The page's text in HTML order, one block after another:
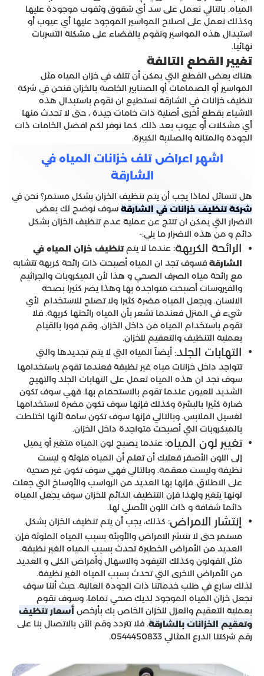
المياه. بالتالي نعمل على سد أي شقوق وثقوب موجودة عليها
وكذلك نعمل على اصلاح المواسير الموجود عليها أي عيوب أو
استبدال هذه المواسير ونقوم بالقضاء على مشكلة التسربات
نهائيا.
تغيير القطع التالفة
هناك بعض القطع التي يمكن أن تتلف في خزان المياه مثل
المواسير أو الصمامات أو الصنابير الخاصة بالخزان فنحن في شركة
تنظيف خزانات في الشارقة نستطيع ان نقوم باستبدال هذه
الاشياء بقطع أخرى أصلية ذات خامات جيدة ، حتى لا تحدث منها
أي مشكلات أو عيوب بعد ذلك. كما نوفر لكم افضل الخامات ذات
الجودة والمتانة والصلابة الكبيرة.
اشهر اعراض تلف خزانات المياه في
الشارقة
هل تتسائل لماذا يجب أن يتم تنظيف الخزان بشكل مستمر؟ نحن في
شركة تنظيف خزانات في الشارقة سوف نوضح لك بعض
الاضرار التي يمكن ان تنتج عن عملية عدم تنظيف الخزان بشكل
دائم و من هذه الاضرار ما يلي:-
الرائحة الكريهة: عندما لا يتمتنظيف خزان المياه في
الشارقة فسوف تجد ان المياه أصبحت ذات رائحة كريهة تتشابه
مع رائحة مياه الصرف الصحي و هذا لأن الميكروبات والجراثيم
والفيروسات أصبحت متواجدة بها وهذا يضر كثيرا بصحة
الانسان. ويجعل المياه مضرة كثيرا ولا تصلح للاستخدام لأي
شيء في المنزل فعندما تشعر بأن المياه رائحتها كريهة. فلا
تقوم باستخدام المياه من داخل الخزان. وقم فورا بالقيام
بعملية التنظيف والتعقيم للخزان.
التهابات الجلد: أيضاً المياه التي لا يتم تجديدها والتي
تتواجد داخل خزانات مياه غير نظيفة فعندما تقوم باستخدامها
سوف تجد ان هذه المياه تعمل على التهابات الجلد والتهيج
الشديد للعيون عندما تقوم بالاستحمام بها. فهي سوف تكون
ضارة كثيرا بالبشرة وكذلك فإنها سوف تكون مضرة لاستخدامها
لغسيل الملابس. وبالتالي فإنها سوف تكون سامة لأنها اختلطت
بالميكروبات التي أصبحت متواجدة داخل الخزان.
تغيير لون المياه: عندما يصبح لون المياه متغير أو يميل
إلى اللون الأصفر فعليك أن تعلم أن المياه ملوثة و ليست
نظيفة وليست معقمة. وبالتالي فهي سوف تكون غير صحية
على الاطلاق. فإنها بها العديد من الرواسب والأوساخ التي جعلت
لونها يتغير ولهذا فإن التنظيف الدائم للخزان سوف يجعل المياه
دائما شفافة و ذات اللون الأصلي لها.
إنتشار الامراض: كذلك، يجب أن يتم تنظيف الخزان بشكل
مستمر حتى لا تنتشر الامراض والأوبئة بسبب المياه الملوثة فإن
العديد من الأمراض الخطيرة تحدث بسبب المياه الغير نظيفة.
مثل القولون وكذلك التيفود والاسهال وأمراض الكلى و العديد
من الأمراض الاخرى التي تحدث بسبب المياه الغير نظيفة.
لذلك سارع في طلب خدماتنا ذات الجودة العالية، حيث أننا سوف
نجعل خزان المياه الموجود لديك صحي تماما، وسوف نقوم
بعملية التعقيم والعزل للخزان الخاص بك بأرخص أسعار تنظيف
وتعقيم الخزانات بالشارقة. فلا تتردد وقم الآن بالاتصال بنا على
رقم شركتنا الدرع المثالي 0544450833.